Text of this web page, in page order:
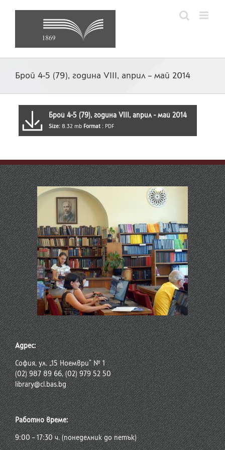
Брой 4-5 (79), година VIII, април – май 2014
Брой 4-5 (79), година VIII, април - май 2014
Size: 8.32 mb Format : PDF
Адрес:
София, ул. „15 Ноември“ № 1
(02) 987 89 66, (02) 979 52 50
library@cl.bas.bg
Работно време:
9:00 – 17:30 ч. (понеделник до петък)